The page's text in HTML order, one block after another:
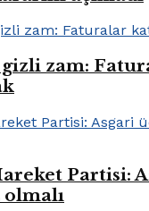
zam:
Partisi: